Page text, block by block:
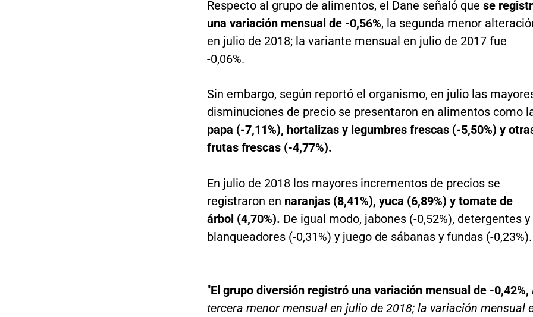
Respecto al grupo de alimentos, el Dane señaló que se
una variación mensual de -0,56%, la segunda menor
en julio de 2018; la variante mensual en julio de 2017 fue
-0,06%.
Sin embargo, según reportó el organismo, en julio las
disminuciones de precio se presentaron en alimentos como
papa (-7,11%), hortalizas y legumbres frescas (-5,50%) y
frutas frescas (-4,77%).
En julio de 2018 los mayores incrementos de precios se
registraron en naranjas (8,41%), yuca (6,89%) y tomate de
árbol (4,70%). De igual modo, jabones (-0,52%), detergentes y
blanqueadores (-0,31%) y juego de sábanas y fundas (-0,23%).
"El grupo diversión registró una variación mensual de -0,42%,
tercera menor mensual en julio de 2018; la variación mensual